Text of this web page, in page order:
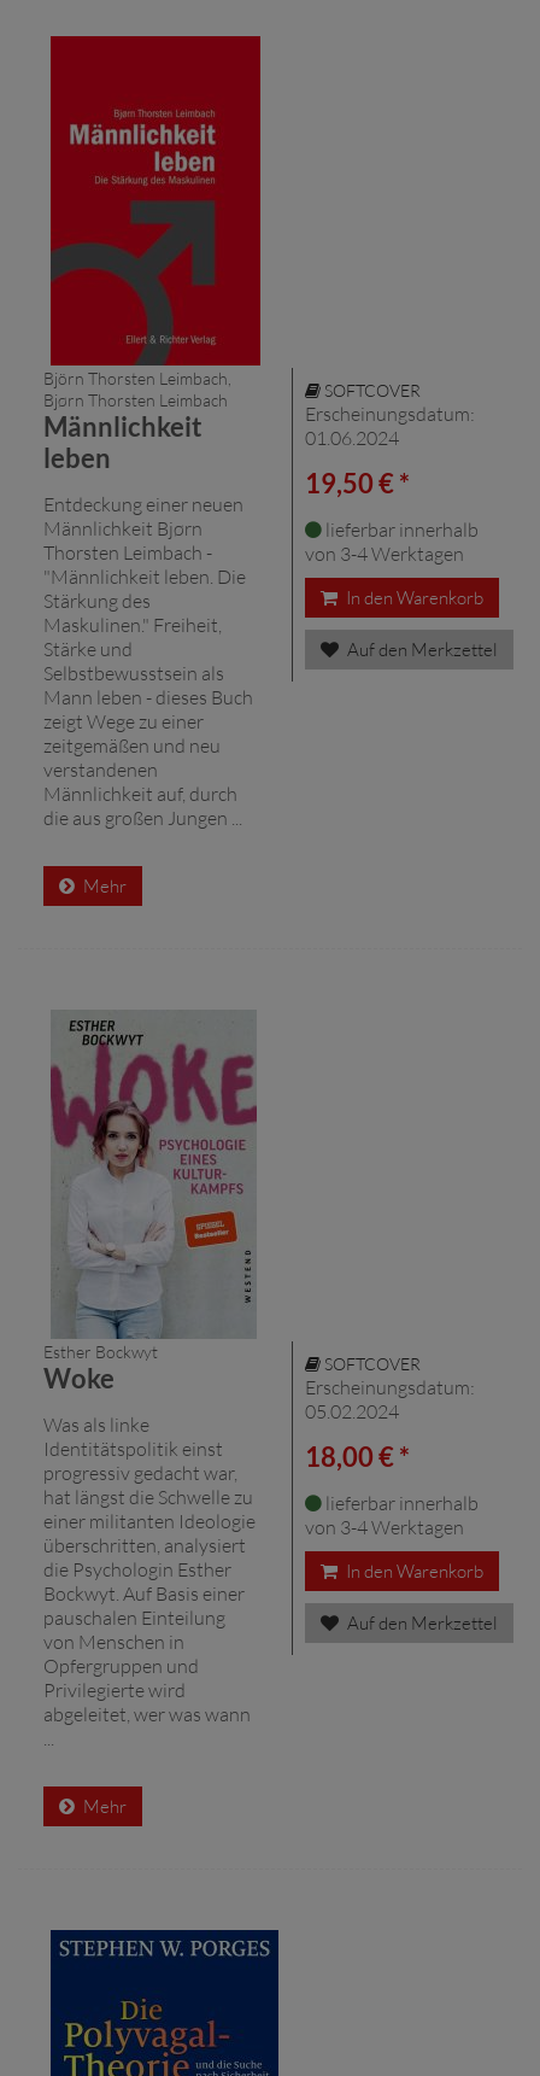
Björn Thorsten Leimbach,
Bjørn Thorsten Leimbach
Männlichkeit
leben
Entdeckung einer neuen
Männlichkeit Bjørn
Thorsten Leimbach -
"Männlichkeit leben. Die
Stärkung des
Maskulinen." Freiheit,
Stärke und
Selbstbewusstsein als
Mann leben - dieses Buch
zeigt Wege zu einer
zeitgemäßen und neu
verstandenen
Männlichkeit auf, durch
die aus großen Jungen ...
Mehr
SOFTCOVER
Erscheinungsdatum:
01.06.2024
19,50 € *
lieferbar innerhalb
von 3-4 Werktagen
In den Warenkorb
Auf den Merkzettel
Esther Bockwyt
Woke
Was als linke
Identitätspolitik einst
progressiv gedacht war,
hat längst die Schwelle zu
einer militanten Ideologie
überschritten, analysiert
die Psychologin Esther
Bockwyt. Auf Basis einer
pauschalen Einteilung
von Menschen in
Opfergruppen und
Privilegierte wird
abgeleitet, wer was wann
Mehr
SOFTCOVER
Erscheinungsdatum:
05.02.2024
18,00 € *
lieferbar innerhalb
von 3-4 Werktagen
In den Warenkorb
Auf den Merkzettel